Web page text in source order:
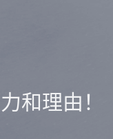
和理由！